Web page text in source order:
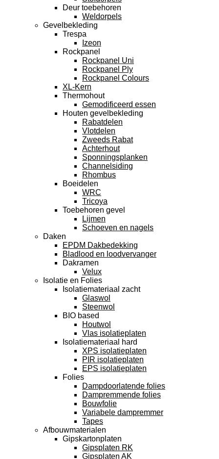
Deur toebehoren
Weldorpels
Gevelbekleding
Trespa
Izeon
Rockpanel
Rockpanel Uni
Rockpanel Ply
Rockpanel Colours
XL-Kern
Thermohout
Gemodificeerd essen
Houten gevelbekleding
Rabatdelen
Vlotdelen
Zweeds Rabat
Achterhout
Sponningsplanken
Channelsiding
Rhombus
Boeidelen
WRC
Tricoya
Toebehoren gevel
Lijmen
Schoeven en nagels
Daken
EPDM Dakbedekking
Bladlood en loodvervanger
Dakramen
Velux
Isolatie en Folies
Isolatiemateriaal zacht
Glaswol
Steenwol
BIO based
Houtwol
Vlas isolatieplaten
Isolatiemateriaal hard
XPS isolatieplaten
PIR isolatieplaten
EPS isolatieplaten
Folies
Dampdoorlatende folies
Dampremmende folies
Bouwfolie
Variabele dampremmer
Tapes
Afbouwmaterialen
Gipskartonplaten
Gipsplaten RK
Gipsplaten AK